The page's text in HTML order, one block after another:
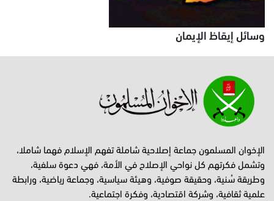
وسائل إيقاظ الإيمان
الإخوان المسلمون جماعة إصلاحية شاملة تفهم الإسلام فهما شاملا،
وتشمل فكرتهم كل نواحي الإصلاح في الأمة، فهي دعوة سلفية،
وطريقة سُنية، وحقيقة صوفية، وهيئة سياسية، وجماعة رياضية، ورابطة
علمية ثقافية، وشركة اقتصادية، وفكرة اجتماعية.